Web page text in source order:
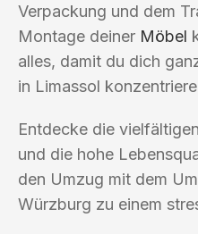
Verpackung und dem
Montage deiner Möbel
alles, damit du dich
in Limassol
Entdecke die
und die hohe
den Umzug mit dem
Würzburg zu einem